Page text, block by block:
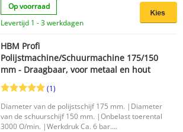
Op voorraad
Levertijd 1 - 3 werkdagen
HBM Profi
Polijstmachine/Schuurmachine 175/150
mm - Draagbaar, voor metaal en hout
(1)
Diameter van de polijstschijf 175 mm. |Diameter
van de schuurschijf 150 mm. |Onbelast toerental
3000 O/min. |Werkdruk Ca. 6 bar.